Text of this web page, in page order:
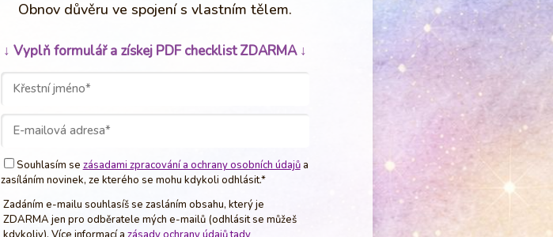
Obnov důvěru ve spojení s vlastním tělem.
↓ Vyplňformulář a získej PDF checklist ZDARMA ↓
Souhlasím se zásadami zpracování a ochrany osobních údajůa
zasíláním novinek, ze kterého se mohu kdykoli odhlásit.*
Zadáním e-mailu souhlasíš se zasláním obsahu, který je
ZDARMA jen pro odběratele mých e-mailů (odhlásit se můžeš